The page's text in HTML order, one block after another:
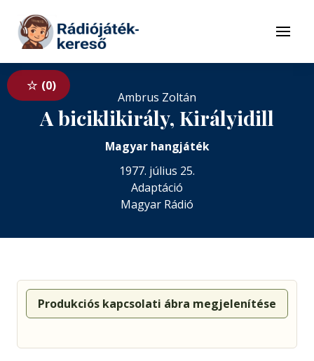
Tovább a tartalomhoz
Menü
0
Ambrus Zoltán
A biciklikirály, Királyidill
Magyar hangjáték
1977. július 25.
Adaptáció
Magyar Rádió
Produkciós kapcsolati ábra megjelenítése